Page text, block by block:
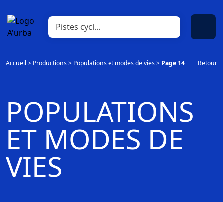
Accueil> Productions> Populations et modes de vies> Page 14 Retour
POPULATIONS
ET MODES DE
VIES